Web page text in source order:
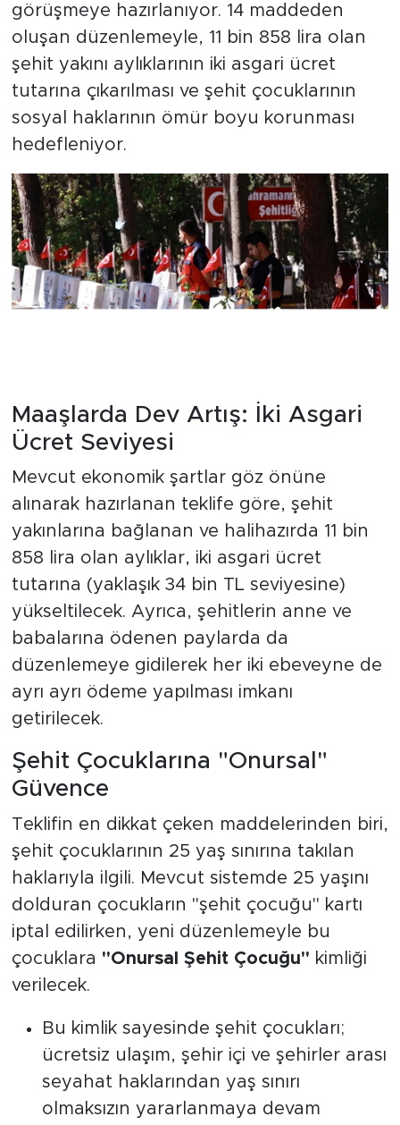
görüşmeye hazırlanıyor. 14 maddeden
oluşan düzenlemeyle, 11 bin 858 lira olan
şehit yakını aylıklarının iki asgari ücret
tutarına çıkarılması ve şehit çocuklarının
sosyal haklarının ömür boyu korunması
hedefleniyor.
Maaşlarda Dev Artış: İki Asgari
Ücret Seviyesi
Mevcut ekonomik şartlar göz önüne
alınarak hazırlanan teklife göre, şehit
yakınlarına bağlanan ve halihazırda 11 bin
858 lira olan aylıklar, iki asgari ücret
tutarına (yaklaşık 34 bin TL seviyesine)
yükseltilecek. Ayrıca, şehitlerin anne ve
babalarına ödenen paylarda da
düzenlemeye gidilerek her iki ebeveyne de
ayrı ayrı ödeme yapılması imkanı
getirilecek.
Şehit Çocuklarına "Onursal"
Güvence
Teklifin en dikkat çeken maddelerinden biri,
şehit çocuklarının 25 yaş sınırına takılan
haklarıyla ilgili. Mevcut sistemde 25 yaşını
dolduran çocukların "şehit çocuğu" kartı
iptal edilirken, yeni düzenlemeyle bu
çocuklara "Onursal Şehit Çocuğu" kimliği
verilecek.
Bu kimlik sayesinde şehit çocukları;
ücretsiz ulaşım, şehir içi ve şehirler arası
seyahat haklarından yaş sınırı
olmaksızın yararlanmaya devam